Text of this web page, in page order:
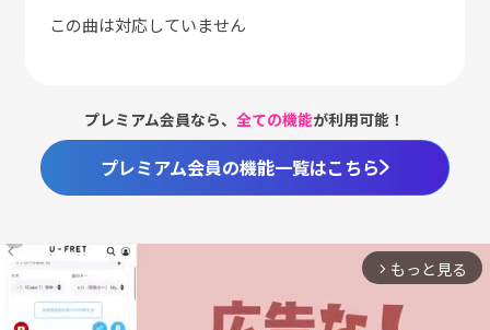
この曲は対応していません
プレミアム会員なら、全ての機能が利用可能！
プレミアム会員の機能一覧はこちら
arrow_forward_ios もっと見る